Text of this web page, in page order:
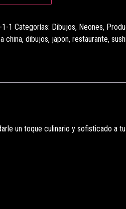
1 Categorías: Dibujos, Neones,
china, dibujos, japon, restaurante,
un toque culinario y sofisticado a